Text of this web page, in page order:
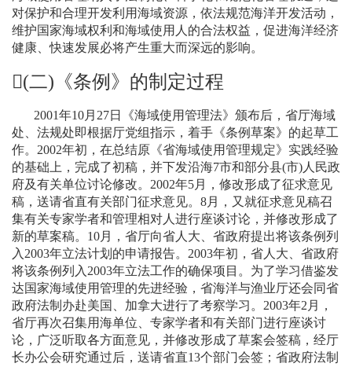
对保护和合理开发利用海域资源，依法规范海洋开发活动，
维护国家海域权利和海域使用人的合法权益，促进海洋经济
健康、快速发展必将产生重大而深远的影响。
(二) 《条例》的制定过程
2001年10月 27日
《海域使用管理法》颁布后，省厅海域
处、法规处即根据厅党组指示，着手《条例草案》的起草工
作。 2002年初，在总结原《省海域使用管理规定》实践经验
的基础上，完成了初稿，并下发沿海7市和部分县(市) 人民政
府及有关单位讨论修改。 2002年5月，修改形成了征求意见
稿，送请省直有关部门征求意见。 8月，又就征求意见稿召
集有关专家学者和管理相对人进行座谈讨论，并修改形成了
新的草案稿。 10月，省厅向省人大、省政府提出将该条例列
入 2003年立法计划的申请报告。 2003年初，省人大、省政府
将该条例列入 2003年立法工作的确保项目。为了学习借鉴发
达国家海域使用管理的先进经验，省海洋与渔业厅还会同省
政府法制办赴美国、加拿大进行了考察学习。 2003年2 月，
省厅再次召集用海单位、专家学者和有关部门进行座谈讨
论，广泛听取各方面意见，并修改形成了草案会签稿，经厅
长办公会研究通过后，送请省直13个部门会签；省政府法制